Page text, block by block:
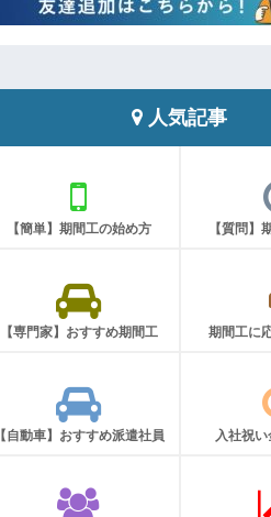
人気記事
【簡単】期間工の始め方 【質問】
【専門家】おすすめ期間工 期間工に
【自動車】おすすめ派遣社員 入社祝